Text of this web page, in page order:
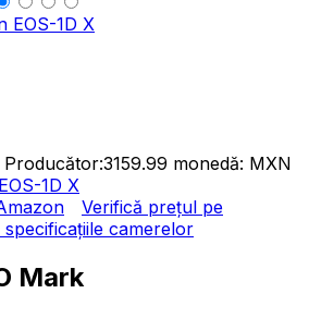
EOS-1D X
monedă: MXN
1D X
Verifică prețul pe
specificațiile camerelor
Mark